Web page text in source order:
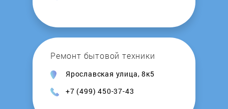
Ремонт бытовой техники
Ярославская улица, 8к5
+7 (499) 450-37-43